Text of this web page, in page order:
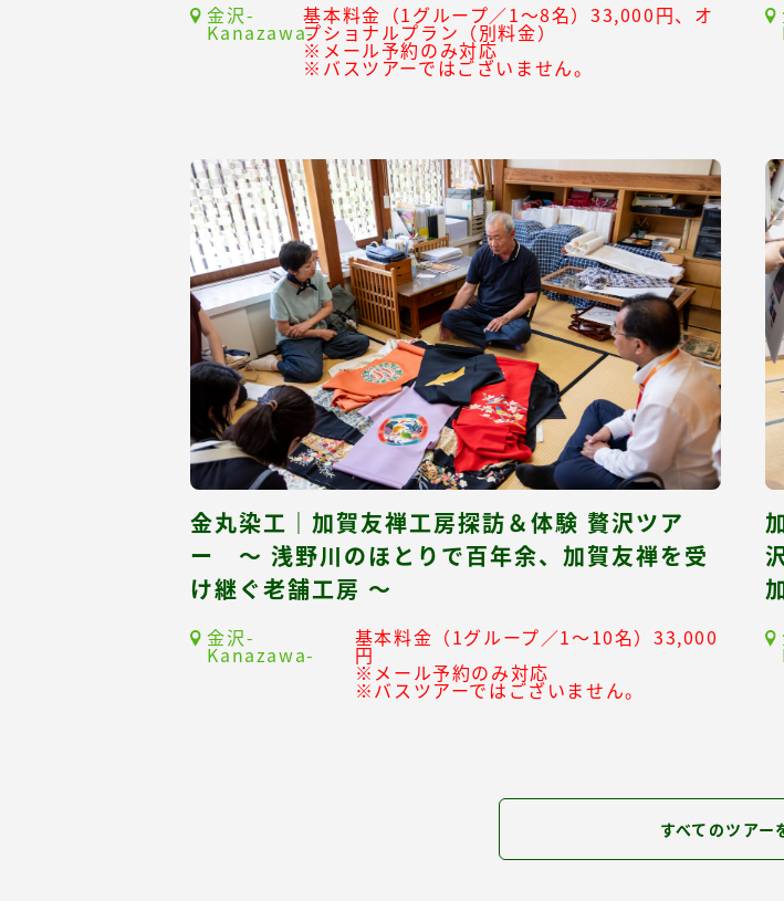
金沢-
Kanazawa-
基本料金（1グループ／1～8名）33,000円、オ
プショナルプラン（別料金）
※メール予約のみ対応
※バスツアーではございません。
金丸染工｜加賀友禅工房探訪＆体験 贅沢ツア
ー ～ 浅野川のほとりで百年余、加賀友禅を受
け継ぐ老舗工房 ～
金沢-
Kanazawa-
基本料金（1グループ／1～10名）33,000
円
※メール予約のみ対応
※バスツアーではございません。
すべてのツアー